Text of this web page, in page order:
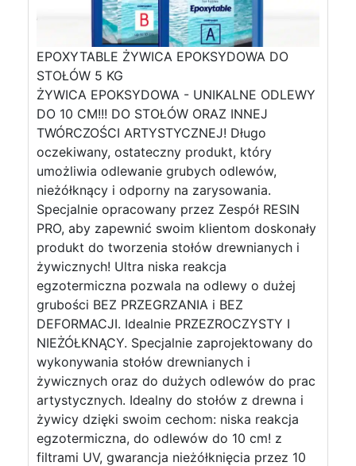
EPOXYTABLE ŻYWICA EPOKSYDOWA DO
STOŁÓW 5 KG
ŻYWICA EPOKSYDOWA - UNIKALNE ODLEWY
DO 10 CM!!! DO STOŁÓW ORAZ INNEJ
TWÓRCZOŚCI ARTYSTYCZNEJ! Długo
oczekiwany, ostateczny produkt, który
umożliwia odlewanie grubych odlewów,
nieżółknący i odporny na zarysowania.
Specjalnie opracowany przez Zespół RESIN
PRO, aby zapewnić swoim klientom doskonały
produkt do tworzenia stołów drewnianych i
żywicznych! Ultra niska reakcja
egzotermiczna pozwala na odlewy o dużej
grubości BEZ PRZEGRZANIA i BEZ
DEFORMACJI. Idealnie PRZEZROCZYSTY I
NIEŻÓŁKNĄCY. Specjalnie zaprojektowany do
wykonywania stołów drewnianych i
żywicznych oraz do dużych odlewów do prac
artystycznych. Idealny do stołów z drewna i
żywicy dzięki swoim cechom: niska reakcja
egzotermiczna, do odlewów do 10 cm! z
filtrami UV, gwarancja nieżółknięcia przez 10